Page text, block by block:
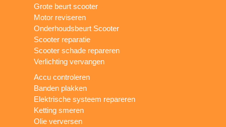
Grote beurt scooter
Motor reviseren
Onderhoudsbeurt Scooter
Scooter reparatie
Scooter schade repareren
Verlichting vervangen
Accu controleren
Banden plakken
Elektrische systeem repareren
Ketting smeren
Olie verversen